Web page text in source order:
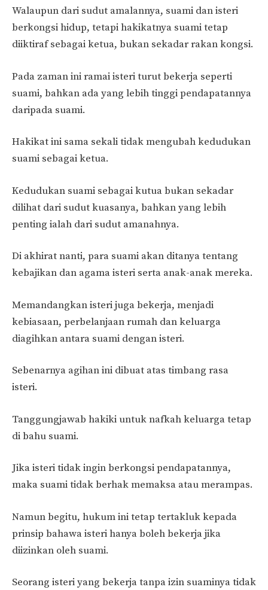
Walaupun dari sudut amalannya, suami dan isteri
berkongsi hidup, tetapi hakikatnya suami tetap
diiktiraf sebagai ketua, bukan sekadar rakan kongsi.
Pada zaman ini ramai isteri turut bekerja seperti
suami, bahkan ada yang lebih tinggi pendapatannya
daripada suami.
Hakikat ini sama sekali tidak mengubah kedudukan
suami sebagai ketua.
Kedudukan suami sebagai kutua bukan sekadar
dilihat dari sudut kuasanya, bahkan yang lebih
penting ialah dari sudut amanahnya.
Di akhirat nanti, para suami akan ditanya tentang
kebajikan dan agama isteri serta anak-anak mereka.
Memandangkan isteri juga bekerja, menjadi
kebiasaan, perbelanjaan rumah dan keluarga
diagihkan antara suami dengan isteri.
Sebenarnya agihan ini dibuat atas timbang rasa
isteri.
Tanggungjawab hakiki untuk nafkah keluarga tetap
di bahu suami.
Jika isteri tidak ingin berkongsi pendapatannya,
maka suami tidak berhak memaksa atau merampas.
Namun begitu, hukum ini tetap tertakluk kepada
prinsip bahawa isteri hanya boleh bekerja jika
diizinkan oleh suami.
Seorang isteri yang bekerja tanpa izin suaminya tidak